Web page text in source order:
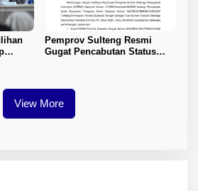
Pemprov Sulteng Resmi
Gugat Pencabutan Status
View More